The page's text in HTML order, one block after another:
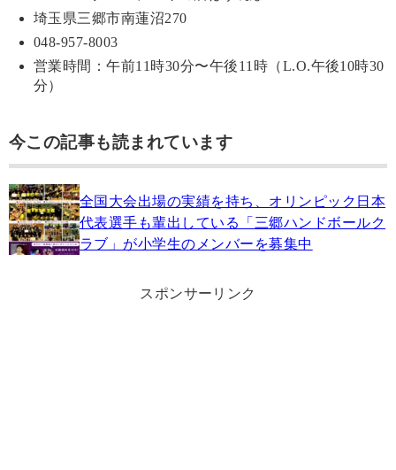
埼玉県三郷市南蓮沼270
048-957-8003
営業時間：午前11時30分〜午後11時（L.O.午後10時30
分）
今この記事も読まれています
全国大会出場の実績を持ち、オリンピック日本
代表選手も輩出している「三郷ハンドボールク
ラブ」が小学生のメンバーを募集中
スポンサーリンク